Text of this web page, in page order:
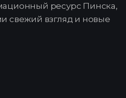
ресурс Пинска,
свежий взгляд и новые